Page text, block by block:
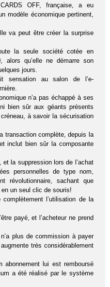
OFF, française, a eu
modèle économique pertinent,
va peut être créer la surprise
la seule société cotée en
alors qu’elle ne démarre son
jours.
sensation au salon de l’e-
n’a pas échappé à ses
bien sûr aux géants présents
à savoir la sécurisation
transaction complète, depuis la
inclut bien sûr la composante
la suppression lors de l’achat
personnelles de type nom,
révolutionnaire, sachant que
en un seul clic de souris!
l’utilisation de la
payé, et l’acheteur ne prend
plus de commission à payer
très considérablement
abonnement lui est remboursé
a été réalisé par le système